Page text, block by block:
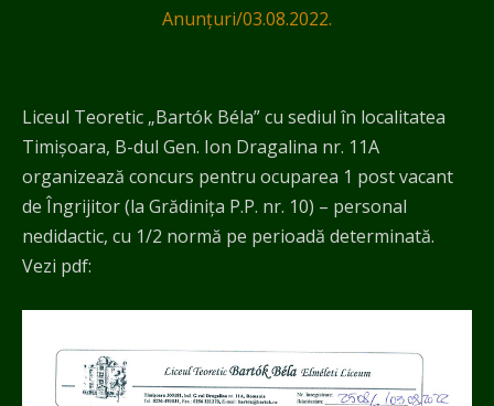
Anunțuri/03.08.2022.
Liceul Teoretic „Bartók Béla” cu sediul în localitatea
Timișoara, B-dul Gen. Ion Dragalina nr. 11A
organizează concurs pentru ocuparea 1 post vacant
de Îngrijitor (la Grădinița P.P. nr. 10) – personal
nedidactic, cu 1/2 normă pe perioadă determinată.
Vezi pdf: